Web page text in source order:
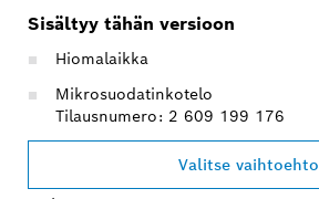
Sisältyy tähän versioon
Hiomalaikka
Mikrosuodatinkotelo
Tilausnumero: 2 609 199 176
Valitse vaihtoehto